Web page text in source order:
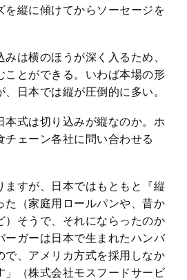
を縦に傾けてからソーセージを
は横のほうが深く入るため、
ことができる。いわば本場の形
日本では縦が圧倒的に多い。
本式は切り込みが縦なのか。ホ
チェーン各社に問い合わせる
ますが、日本ではもともと『縦
た（家庭用ロールパンや、昔か
）そうで、それにならったのか
ーガーは日本で生まれたハンバ
で、アメリカ方式を採用しなか
」（株式会社モスフードサービ